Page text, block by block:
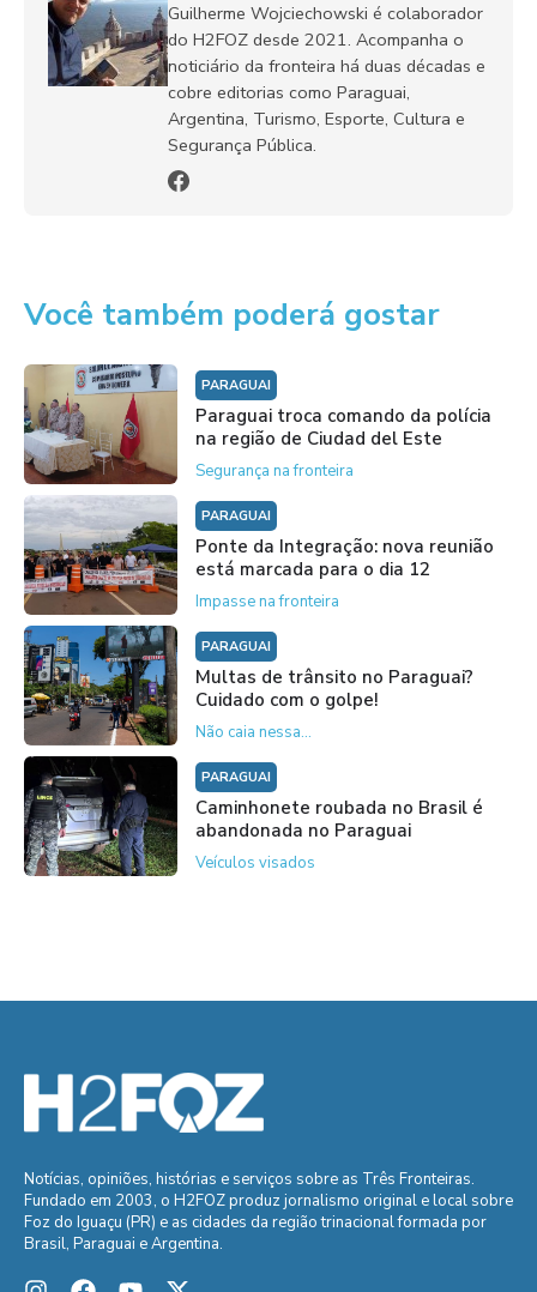
Guilherme Wojciechowski é colaborador
do H2FOZ desde 2021. Acompanha o
noticiário da fronteira há duas décadas e
cobre editorias como Paraguai,
Argentina, Turismo, Esporte, Cultura e
Segurança Pública.
Você também poderá gostar
PARAGUAI
Paraguai troca comando da polícia
na região de Ciudad del Este
Segurança na fronteira
PARAGUAI
Ponte da Integração: nova reunião
está marcada para o dia 12
Impasse na fronteira
PARAGUAI
Multas de trânsito no Paraguai?
Cuidado com o golpe!
Não caia nessa...
PARAGUAI
Caminhonete roubada no Brasil é
abandonada no Paraguai
Veículos visados
Notícias, opiniões, histórias e serviços sobre as Três Fronteiras.
Fundado em 2003, o H2FOZ produz jornalismo original e local sobre
Foz do Iguaçu (PR) e as cidades da região trinacional formada por
Brasil, Paraguai e Argentina.